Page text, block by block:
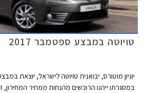
טויוטה במבצע ספטמבר 2017
במסגרתו ייהנו הרוכשים מהנחות ממחיר המחירון,